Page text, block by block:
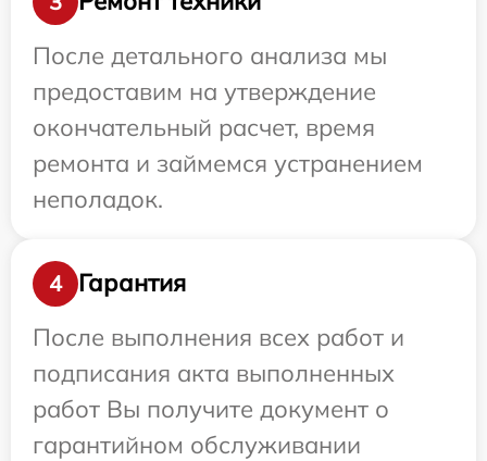
После детального анализа мы
предоставим на утверждение
окончательный расчет, время
ремонта и займемся устранением
неполадок.
4
Гарантия
После выполнения всех работ и
подписания акта выполненных
работ Вы получите документ о
гарантийном обслуживании